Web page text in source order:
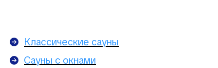
Классические сауны
Сауны с окнами